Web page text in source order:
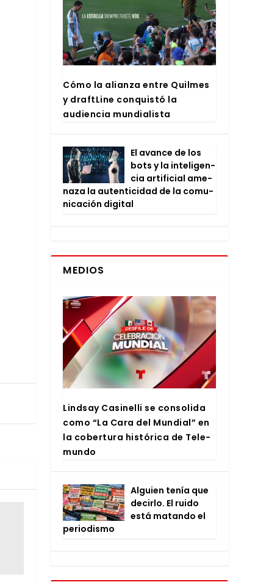
Cómo la alian­za entre Quil­mes
y draftLi­ne con­quis­tó la
audien­cia mun­dia­lis­ta
El avan­ce de los
bots y la inte­li­gen­
cia arti­fi­cial ame­
na­za la auten­ti­ci­dad de la comu­
ni­ca­ción digi­tal
MEDIOS
Lind­say Casi­ne­lli se con­so­li­da
como “La Cara del Mun­dial” en
la cober­tu­ra his­tó­ri­ca de Tele­
mun­do
Alguien tenía que
decir­lo. El rui­do
está matan­do el
perio­dis­mo